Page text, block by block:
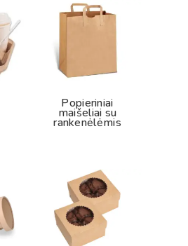
Popieriniai
maišeliai su
rankenėlėmis